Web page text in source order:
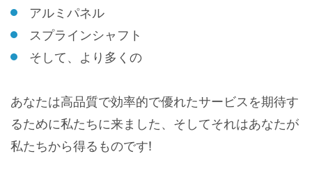
アルミパネル
スプラインシャフト
そして、より多くの
あなたは高品質で効率的で優れたサービスを期待す
るために私たちに来ました、そしてそれはあなたが
私たちから得るものです!